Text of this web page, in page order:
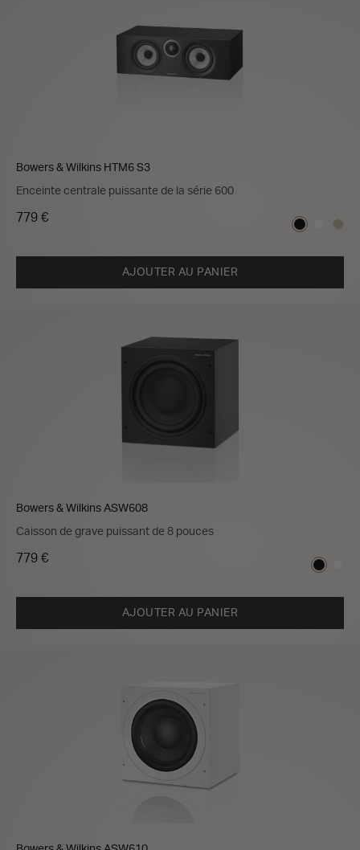
Bowers & Wilkins HTM6 S3
Enceinte centrale puissante de la série 600
779 €
AJOUTER AU PANIER
Bowers & Wilkins ASW608
Caisson de grave puissant de 8 pouces
779 €
AJOUTER AU PANIER